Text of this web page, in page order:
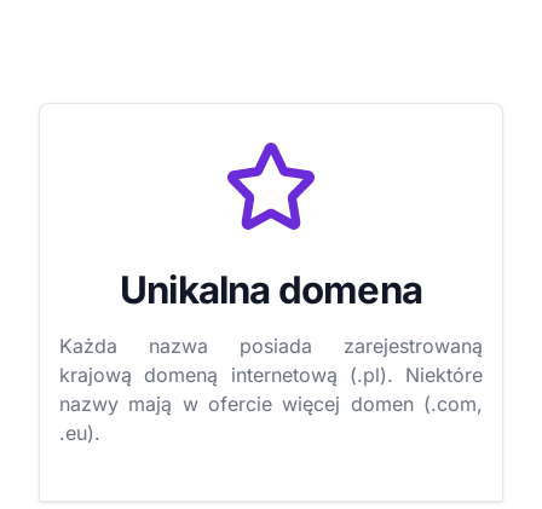
Unikalna domena
Każda nazwa posiada zarejestrowaną
krajową domeną internetową (.pl). Niektóre
nazwy mają w ofercie więcej domen (.com,
.eu).